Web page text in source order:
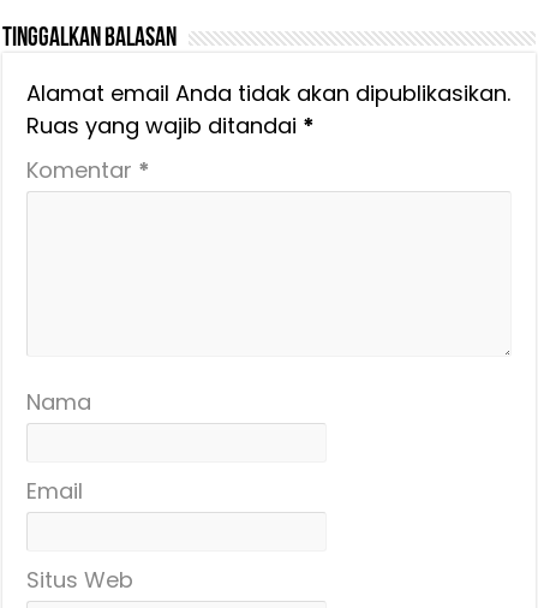
Tinggalkan Balasan
Alamat email Anda tidak akan dipublikasikan.
Ruas yang wajib ditandai *
Komentar *
Nama
Email
Situs Web